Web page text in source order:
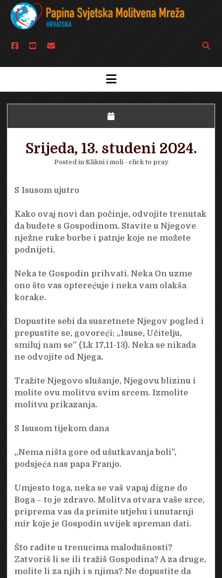
facebook
youtubeemail
Open
bar
open
menu
Srijeda, 13. studeni 2024.
Posted in Klikni i moli - click to pray
S Isusom ujutro
Kako ovaj novi dan počinje, odvojite trenutak
da budete s Gospodinom. Stavite u Njegove
nježne ruke borbe i patnje koje ne možete
podnijeti.
Neka te Gospodin prihvati. Neka On uzme
ono što vas opterećuje i neka vam olakša
korake.
Dopustite sebi da susretnete Njegov pogled i
prepustite se, govoreći: „Isuse, Učitelju,
smiluj nam se” (Lk 17,11-13). Neka se nikada
ne odvojite od Njega.
Tražite Njegovo slušanje, Njegovu blizinu i
molite ovu molitvu svim srcem. Izmolite
molitvu prikazanja.
S Isusom tijekom dana
„Nema ništa gore od ušutkavanja boli”,
podsjeća nas papa Franjo.
Umjesto toga, neka se vaš vapaj digne do
Boga – to je zdravo. Molitva otvara vaše srce,
priprema vas da primite utjehu i unutarnji
mir koje je Gospodin uvijek spreman dati.
Što radite u trenucima malodušnosti?
Zatvoriš li se ili tražiš Gospodina? A za druge,
molite li za njih i s njima? Ne dopustite da